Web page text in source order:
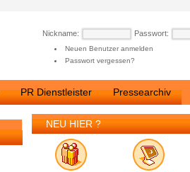
Nickname: Passwort:
Neuen Benutzer anmelden
Passwort vergessen?
PR Dienstleister Pressearchiv
NEU HIER ?